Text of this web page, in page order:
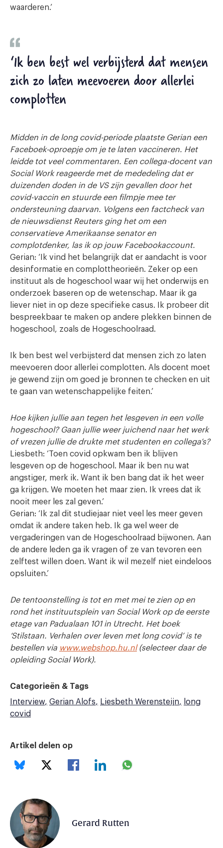
waarderen.’
‘Ik ben best wel verbijsterd dat mensen
zich zo laten meevoeren door allerlei
complotten
Midden in de long covid-periode plaatste Gerian een
Faceboek-oproepje om je te laten vaccineren. Het
leidde tot veel commentaren. Een collega-docent van
Social Work reageerde met de mededeling dat er
duizenden doden in de VS zijn gevallen door het
covid-vaccin en stuurde een filmpje mee ter
ondersteuning daarvan. Volgens een factcheck van
de nieuwsdienst Reuters ging het om een
conservatieve Amerikaanse senator en
complotdenker, las ik op jouw Facebookaccount.
Gerian: ‘Ik vind het belangrijk dat er aandacht is voor
desinformatie en complottheorieën. Zeker op een
instituut als de hogeschool waar wij het onderwijs en
onderzoek baseren op de wetenschap. Maar ik ga
liever niet in op deze specifieke casus. Ik probeer dit
bespreekbaar te maken op andere plekken binnen de
hogeschool, zoals de Hogeschoolraad.
Ik ben best wel verbijsterd dat mensen zich zo laten
meevoeren door allerlei complotten. Als docent moet
je gewend zijn om goed je bronnen te checken en uit
te gaan van wetenschappelijke feiten.’
Hoe kijken jullie aan tegen het lesgeven in een volle
hogeschool? Gaan jullie weer juichend naar het werk
of vrezen jullie de drukte met studenten en collega’s?
Liesbeth: ‘Toen covid opkwam ben ik blijven
lesgeven op de hogeschool. Maar ik ben nu wat
angstiger, merk ik. Want ik ben bang dat ik het weer
ga krijgen. We moeten het maar zien. Ik vrees dat ik
nooit meer les zal geven.’
Gerian: ‘Ik zal dit studiejaar niet veel les meer geven
omdat ik andere taken heb. Ik ga wel weer de
vergaderingen van de Hogeschoolraad bijwonen. Aan
de andere leden ga ik vragen of ze van tevoren een
zelftest willen doen. Want ik wil mezelf niet eindeloos
opsluiten.’
De tentoonstelling is tot en met mei te zien op en
rond het instituutsplein van Social Work op de eerste
etage van Padualaan 101 in Utrecht. Het boek
‘Stilstaan. Verhalen over leven met long covid’ is te
bestellen via www.webshop.hu.nl(selecteer daar de
opleiding Social Work).
Categorieën & Tags
Interview Gerian Alofs Liesbeth Werensteijn
long
covid
Artikel delen op
Gerard Rutten